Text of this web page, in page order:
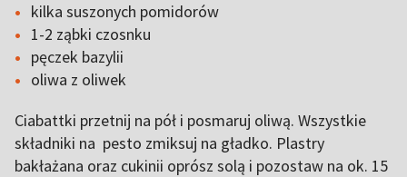
kilka suszonych pomidorów
1-2 ząbki czosnku
pęczek bazylii
oliwa z oliwek
Ciabattki przetnij na pół i posmaruj oliwą. Wszystkie
składniki na pesto zmiksuj na gładko. Plastry
bakłażana oraz cukinii oprósz solą i pozostaw na ok. 15